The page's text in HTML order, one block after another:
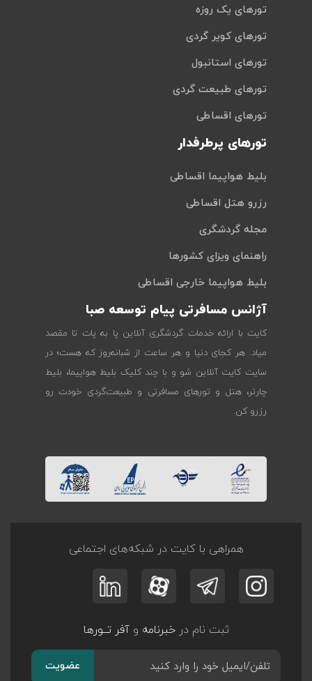
تورهای یک روزه
تورهای کویر گردی
تورهای استانبول
تورهای طبیعت گردی
تورهای اقساطی
تورهای پرطرفدار
بلیط هواپیما اقساطی
رزرو هتل اقساطی
مجله گردشگری
راهنمای ویزای کشورها
بلیط هواپیما خارجی اقساطی
آژانس مسافرتی پیام توسعه صبا
کایت با ارائه خدمات گردشگری آنلاین پا به پات تا مقصد
میاد. هر کجای دنیا و هر ساعت از شبانه‌روز که هست؛ در
سایت کایت آنلاین شو و با چند کلیک بلیط هواپیما، بلیط
چارتر، هتل و تورهای مسافرتی و طبیعت‌گردی خودت رو
رزرو کن.
همراهی با کایت در شبکه‌های اجتماعی
ثبت نام درخبرنامه وآفر تــورها
عضویت